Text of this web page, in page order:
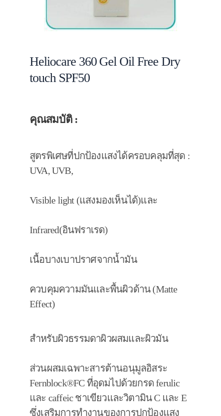
Heliocare 360 Gel Oil Free Dry
touch SPF50
คุณสมบัติ :
สูตรพิเศษที่ปกป้องแสงได้ครอบคลุมที่สุด :
UVA, UVB,
Visible light (แสงมองเห็นได้)และ
Infrared(อินฟราเรด)
เนื้อบางเบาปราศจากน้ำมัน
ควบคุมความมันและพื้นผิวด้าน (Matte
Effect)
สำหรับผิวธรรมดาผิวผสมและผิวมัน
ส่วนผสมเฉพาะสารต้านอนุมูลอิสระ
Fernblock®FC ที่อุดมไปด้วยกรด ferulic
และ caffeic ชาเขียวและวิตามิน C และ E
ซึ่งเสริมการทำงานของการปกป้องแสง